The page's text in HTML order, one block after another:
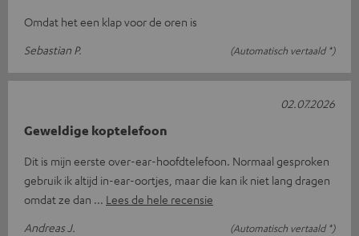
Omdat het een klap voor de oren is
Sebastian P.
(Automatisch vertaald *)
Geweldige koptelefoon
Dit is mijn eerste over-ear-hoofdtelefoon. Normaal gesproken
gebruik ik altijd in-ear-oortjes, maar die kan ik niet lang dragen
omdat ze dan
Lees de hele recensie
Andreas J.
(Automatisch vertaald *)
02.07.2026